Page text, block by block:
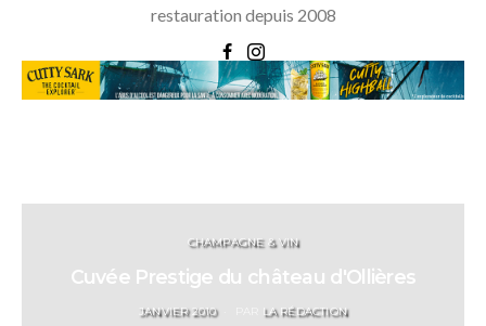
restauration depuis 2008
CHAMPAGNE & VIN
Cuvée Prestige du château d'Ollières
POSTED
JANVIER 2010 LA RÉDACTION